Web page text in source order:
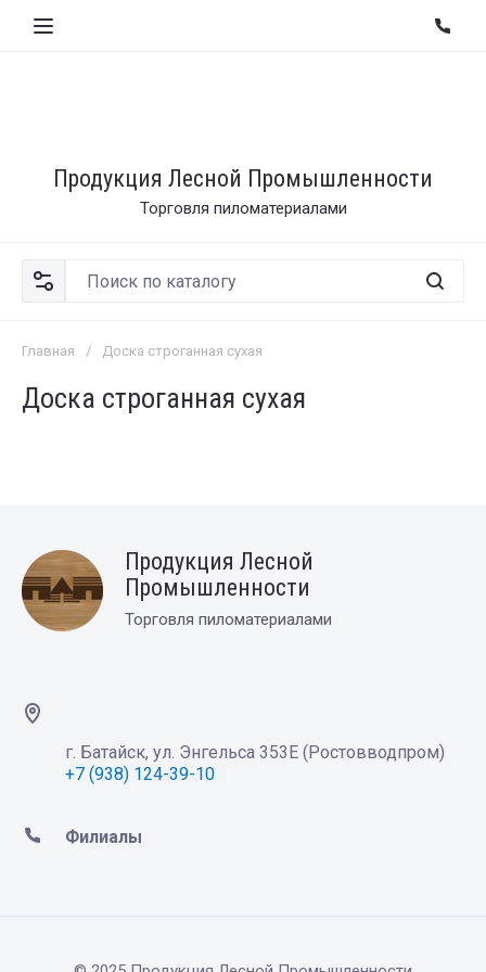
Продукция Лесной Промышленности
Торговля пиломатериалами
Главная / Доска строганная сухая
Доска строганная сухая
Продукция Лесной
Промышленности
Торговля пиломатериалами
г. Батайск, ул. Энгельса 353Е (Ростовводпром)
+7 (938) 124-39-10
Филиалы